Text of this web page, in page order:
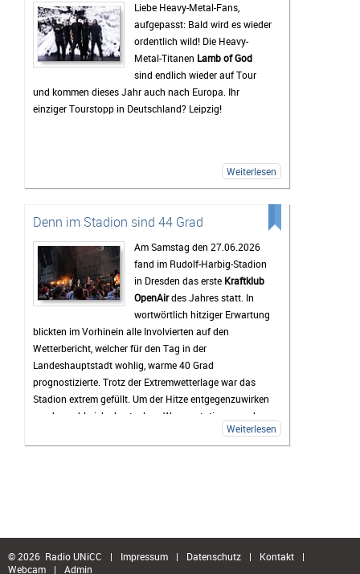
dem Programm, die Besucher vor den Bühnen zum
Feiern bringen sollen. Gerade die Headliner werden mit
Spannung erwartet, doch oft sind es auch die kleineren
Bands.
Mindestens genauso wichtig wie die Konzerte ist für
viele Gäste das Leben auf dem Campingplatz. Dort
beginnt das Festivalgefühl oft schon lange, bevor die
zwischendurch eine Pause vom Trubel braucht, kann
zu mehr als nur einem Musikfestival.
Bis zum Festival dauert es zwar noch etwas, doch die
Vorfreude wächst mit jedem Tag. Viele Tickets sind
bereits verkauft und die Erwartungen an das
Wochenende sind entsprechend hoch. Wenn das
Wetter mitspielt und die Stimmung so gut wird wie in
den vergangenen Jahren, dürfte das Highfield Festival
2026 wieder zu den Höhepunkten des Festivalsommers
gehören.
Liebe Heavy-Metal-Fans,
aufgepasst: Bald wird es wieder
ordentlich wild! Die Heavy-
Metal-Titanen Lamb of God
sind endlich wieder auf Tour
und kommen dieses Jahr auch nach Europa. Ihr
einziger Tourstopp in Deutschland? Leipzig!
Weiterlesen
Denn im Stadion sind 44 Grad
Am Samstag den 27.06.2026
fand im Rudolf-Harbig-Stadion
in Dresden das erste Kraftklub
OpenAirdes Jahres statt. In
wortwörtlich hitziger Erwartung
blickten im Vorhinein alle Involvierten auf den
Wetterbericht, welcher für den Tag in der
Landeshauptstadt wohlig, warme 40 Grad
prognostizierte. Trotz der Extremwetterlage war das
Stadion extrem gefüllt. Um der Hitze entgegenzuwirken
wurden zahlreiche kostenlose Wasserstationen und -
sprinkler installiert, Rettungsdecken ausgegeben und
das Wasser an den Verkaufsständen um 20% reduziert.
musikalische Untermalung für den sich langsam
nähernden und damit Abkühlung versprechenden
Weiterlesen
© 2026 Radio UNiCC | Impressum | Datenschutz | Kontakt
|
Webcam
| Admin